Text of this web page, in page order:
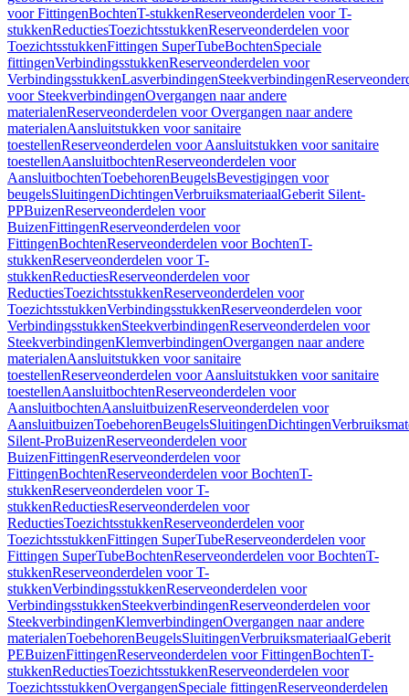
voor FittingenBochtenT-stukkenReserveonderdelen voor T-
stukkenReductiesToezichtsstukkenReserveonderdelen voor
ToezichtsstukkenFittingen SuperTubeBochtenSpeciale
fittingenVerbindingsstukkenReserveonderdelen voor
VerbindingsstukkenLasverbindingenSteekverbindingen
voor SteekverbindingenOvergangen naar andere
materialenReserveonderdelen voor Overgangen naar andere
materialenAansluitstukken voor sanitaire
toestellenReserveonderdelen voor Aansluitstukken voor sanitaire
toestellenAansluitbochtenReserveonderdelen voor
AansluitbochtenToebehorenBeugelsBevestigingen voor
beugelsSluitingenDichtingenVerbruiksmateriaalGeberit Silent-
PPBuizenReserveonderdelen voor
BuizenFittingenReserveonderdelen voor
FittingenBochtenReserveonderdelen voor BochtenT-
stukkenReserveonderdelen voor T-
stukkenReductiesReserveonderdelen voor
ReductiesToezichtsstukkenReserveonderdelen voor
ToezichtsstukkenVerbindingsstukkenReserveonderdelen voor
VerbindingsstukkenSteekverbindingenReserveonderdelen voor
SteekverbindingenKlemverbindingenOvergangen naar andere
materialenAansluitstukken voor sanitaire
toestellenReserveonderdelen voor Aansluitstukken voor sanitaire
toestellenAansluitbochtenReserveonderdelen voor
AansluitbochtenAansluitbuizenReserveonderdelen voor
AansluitbuizenToebehorenBeugelsSluitingenDichtingen
Silent-ProBuizenReserveonderdelen voor
BuizenFittingenReserveonderdelen voor
FittingenBochtenReserveonderdelen voor BochtenT-
stukkenReserveonderdelen voor T-
stukkenReductiesReserveonderdelen voor
ReductiesToezichtsstukkenReserveonderdelen voor
ToezichtsstukkenFittingen SuperTubeReserveonderdelen voor
Fittingen SuperTubeBochtenReserveonderdelen voor BochtenT-
stukkenReserveonderdelen voor T-
stukkenVerbindingsstukkenReserveonderdelen voor
VerbindingsstukkenSteekverbindingenReserveonderdelen voor
SteekverbindingenKlemverbindingenOvergangen naar andere
materialenToebehorenBeugelsSluitingenVerbruiksmateriaalGeberit
PEBuizenFittingenReserveonderdelen voor FittingenBochtenT-
stukkenReductiesToezichtsstukkenReserveonderdelen voor
ToezichtsstukkenOvergangenSpeciale fittingenReserveonderdelen